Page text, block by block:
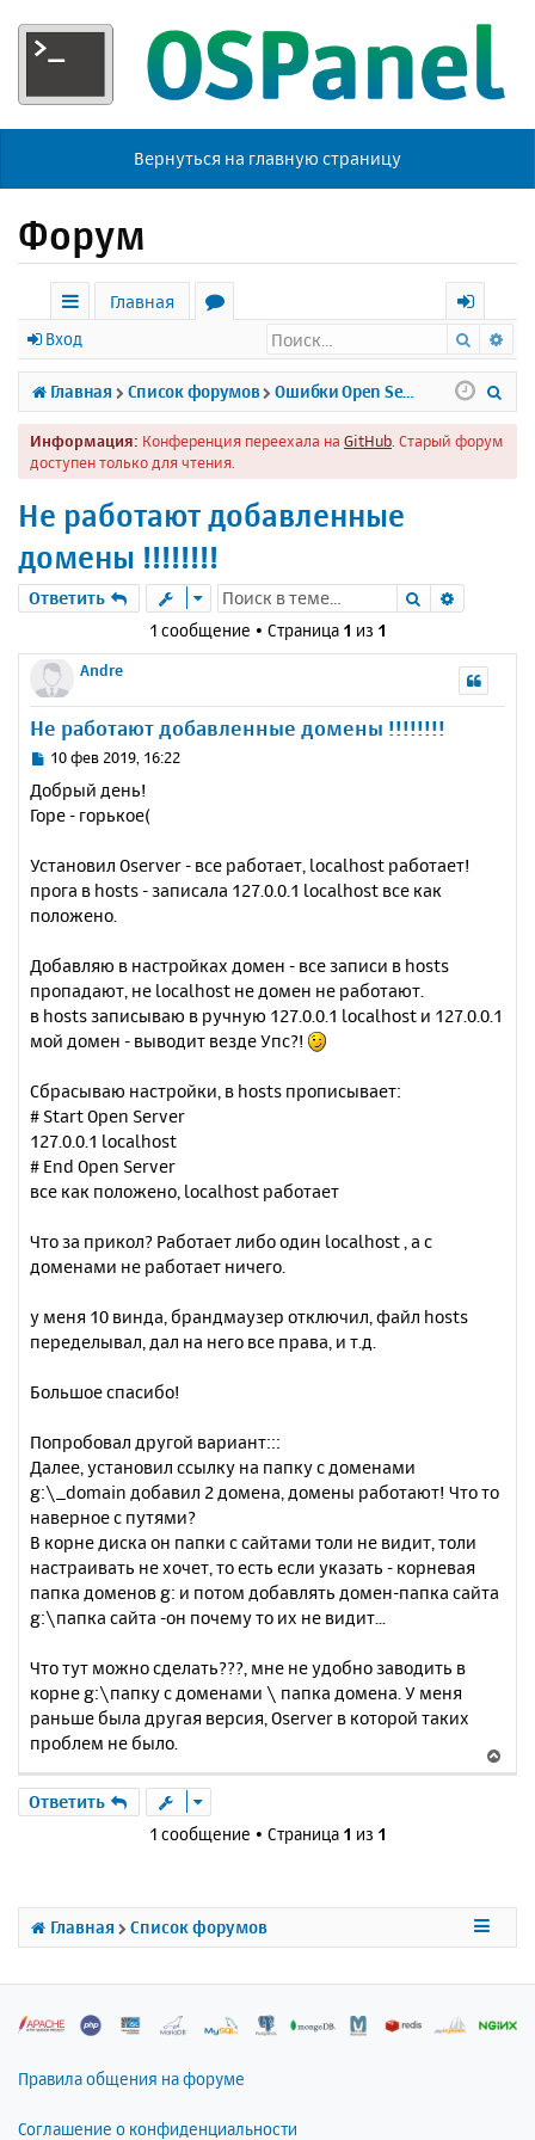
Вернуться на главную страницу
Форум
с
ы
л
к
Главная
р
у
м
х
о
д
Вход Поиск
Главная Список форумов
Информация: Конференция переехала на GitHub . Старый форум
доступен только для чтения.
Не работают добавленные
домены !!!!!!!!
Ответить Поиск
1 сообщение • Страница 1 из 1
Andre
Не работают добавленные домены !!!!!!!!
С
о
б
е
н
е
10 фев 2019, 16:22
Добрый день!
Горе - горькое(
Установил Oserver - все работает, localhost работает!
прога в hosts - записала 127.0.0.1 localhost все как
положено.
Добавляю в настройках домен - все записи в hosts
пропадают, не localhost не домен не работают.
в hosts записываю в ручную 127.0.0.1 localhost и 127.0.0.1
мой домен - выводит везде Упс?!
Сбрасываю настройки, в hosts прописывает:
# Start Open Server
127.0.0.1 localhost
# End Open Server
все как положено, localhost работает
Что за прикол? Работает либо один localhost , а с
доменами не работает ничего.
у меня 10 винда, брандмаузер отключил, файл hosts
переделывал, дал на него все права, и т.д.
Большое спасибо!
Попробовал другой вариант:::
Далее, установил ссылку на папку с доменами
g:\_domain добавил 2 домена, домены работают! Что то
наверное с путями?
В корне диска он папки с сайтами толи не видит, толи
настраивать не хочет, то есть если указать - корневая
папка доменов g: и потом добавлять домен-папка сайта
g:\папка сайта -он почему то их не видит...
Что тут можно сделать???, мне не удобно заводить в
корне g:\папку с доменами \ папка домена. У меня
раньше была другая версия, Oserver в которой таких
проблем не было.
е
с
н
ч
Ответить
1 сообщение • Страница 1 из 1
Главная Список форумов
Правила общения на форуме
Соглашение о конфиденциальности